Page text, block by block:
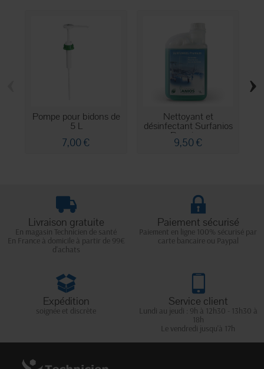
Pompe pour bidons de
5 L
7,00 €
Nettoyant et
désinfectant Surfanios
Premium
9,50 €
›
Livraison gratuite
En magasin Technicien de santé
En France à domicile à partir de 99€
d'achats
Paiement sécurisé
Paiement en ligne 100% sécurisé par
carte bancaire ou Paypal
Expédition
soignée et discrète
Service client
Lundi au jeudi : 9h à 12h30 - 13h30 à
18h
Le vendredi jusqu'à 17h